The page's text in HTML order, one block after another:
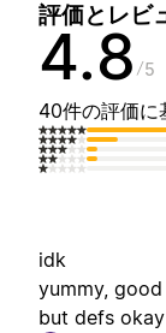
評価とレビ
4.8 5
40件の評価に
idk
yummy,
but defs